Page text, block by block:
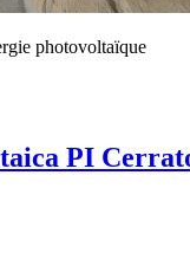
photovoltaïque
PI